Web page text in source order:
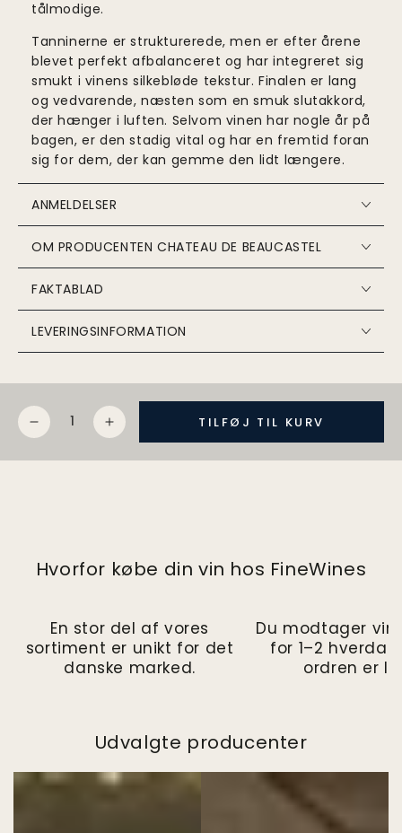
Mængde
Reducer
à
Jacques
2001
Øg
mængden
à
Jacques
2001
TILFØJ TIL KURV
tålmodige.
Tanninerne er strukturerede, men er efter årene
blevet perfekt afbalanceret og har integreret sig
smukt i vinens silkebløde tekstur. Finalen er lang
og vedvarende, næsten som en smuk slutakkord,
der hænger i luften. Selvom vinen har nogle år på
bagen, er den stadig vital og har en fremtid foran
sig for dem, der kan gemme den lidt længere.
ANMELDELSER
OM PRODUCENTEN CHATEAU DE BEAUCASTEL
FAKTABLAD
LEVERINGSINFORMATION
Hvorfor købe din vin hos FineWines
En stor del af vores
sortiment er unikt for det
danske marked.
Du modtager
for 1–2
ordren er
Udvalgte producenter